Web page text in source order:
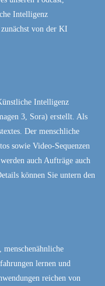
Intelligenz
von der KI
Intelligenz
3, Sora) erstellt. Als
Der menschliche
sowie Video-Sequenzen
auch Aufträge auch
können Sie untern den
lernen und
reichen von